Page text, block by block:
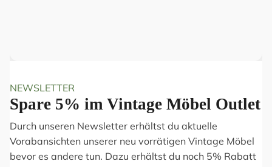
NEWSLETTER
Spare 5% im Vintage Möbel Outlet
Durch unseren Newsletter erhältst du aktuelle
Vorabansichten unserer neu vorrätigen Vintage Möbel
bevor es andere tun. Dazu erhältst du noch 5% Rabatt